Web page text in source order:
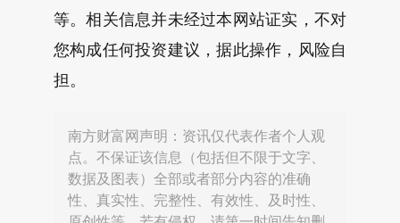
等。相关信息并未经过本网站证实，不对
您构成任何投资建议，据此操作，风险自
担。
南方财富网声明：资讯仅代表作者个人观
点。不保证该信息（包括但不限于文字、
数据及图表）全部或者部分内容的准确
性、真实性、完整性、有效性、及时性、